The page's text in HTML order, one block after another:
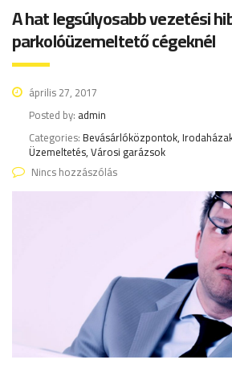
A hat legsúlyosabb vezetési
parkolóüzemeltető cégeknél
április 27, 2017
Posted by: admin
Categories:Bevásárlóközpontok,
Üzemeltetés, Városi garázsok
Nincs hozzászólás